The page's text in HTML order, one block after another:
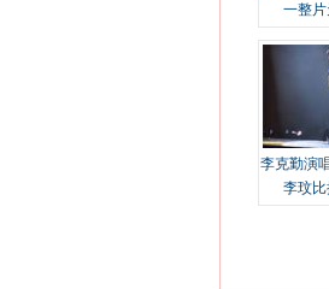
一整
李克勤演
李玟